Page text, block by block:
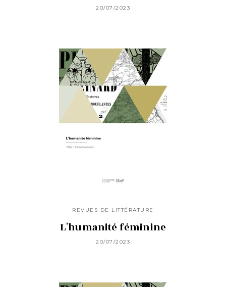
20/07/2023
REVUES DE LITTÉRATURE
L'humanité féminine
20/07/2023